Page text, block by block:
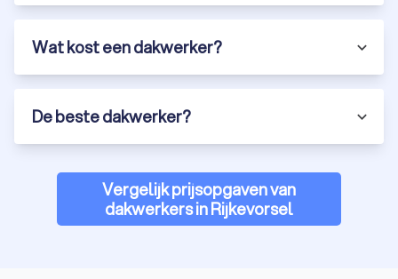
Wat kost een dakwerker?
De beste dakwerker?
Vergelijk prijsopgaven van
dakwerkers in Rijkevorsel